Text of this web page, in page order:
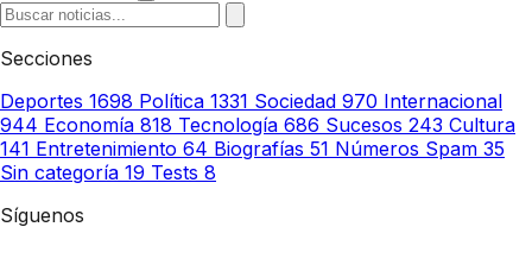
Secciones
Deportes 1698 Política 1331 Sociedad 970 Internacional
944 Economía 818 Tecnología 686 Sucesos 243 Cultura
141 Entretenimiento 64 Biografías 51 Números Spam 35
Sin categoría 19 Tests 8
Síguenos